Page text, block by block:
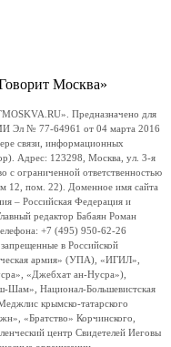
Москва»
Предназначено для
Эл № 77-64961 от 04 марта 2016
связи, информационных
Адрес: 123298, Москва, ул. 3-я
ограниченной ответственностью
12, пом. 22). Доменное имя сайта
– Российская Федерация и
редактор Бабаян Роман
+7 (495) 950-62-26
в Российской
армия» (УПА), «ИГИЛ»,
«Джебхат ан-Нусра»),
Шам», Национал-Большевистская
крымско-татарского
«Братство» Корчинского,
центр Свидетелей Иеговы